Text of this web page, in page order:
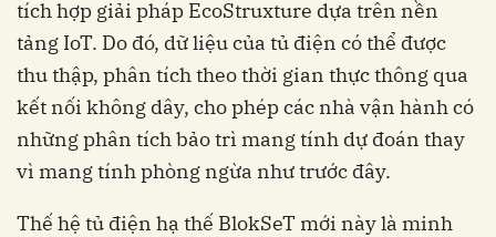
tích hợp giải pháp EcoStruxture dựa trên nền
tảng IoT. Do đó, dữ liệu của tủ điện có thể được
thu thập, phân tích theo thời gian thực thông qua
kết nối không dây, cho phép các nhà vận hành có
những phân tích bảo trì mang tính dự đoán thay
vì mang tính phòng ngừa như trước đây.
Thế hệ tủ điện hạ thế BlokSeT mới này là minh